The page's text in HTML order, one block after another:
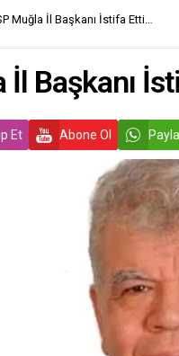
Muğla İl Başkanı İstifa Etti…
İl Başkanı
Et Abone Ol